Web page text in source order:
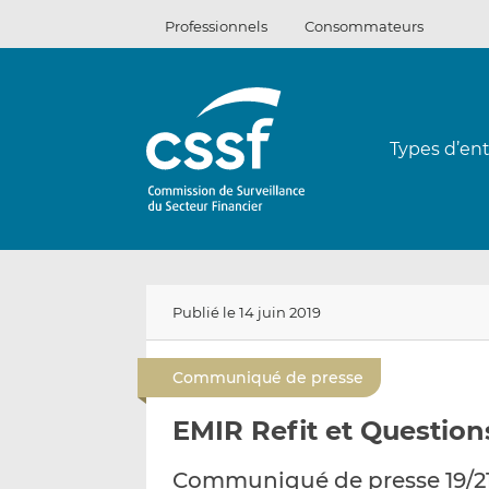
contenu
Professionnels Consommateurs
Types
Publié le 14 juin 2019
Communiqué de presse
EMIR Refit et
Communiqué de presse 19/